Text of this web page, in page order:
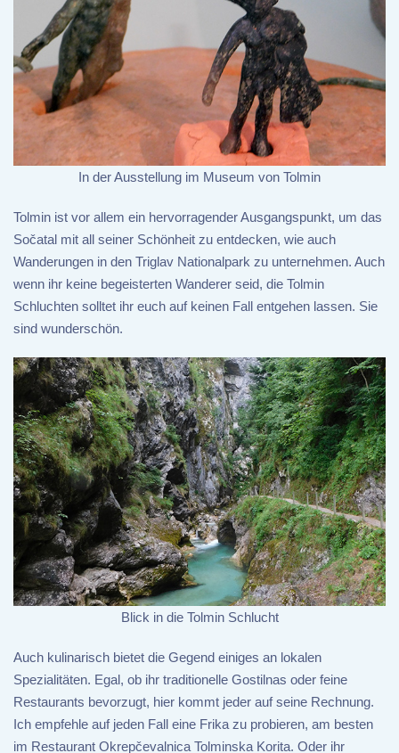
In der Ausstellung im Museum von Tolmin
Tolmin ist vor allem ein hervorragender Ausgangspunkt, um das
Sočatal mit all seiner Schönheit zu entdecken, wie auch
Wanderungen in den Triglav Nationalpark zu unternehmen. Auch
wenn ihr keine begeisterten Wanderer seid, die Tolmin
Schluchten solltet ihr euch auf keinen Fall entgehen lassen. Sie
sind wunderschön.
Blick in die Tolmin Schlucht
Auch kulinarisch bietet die Gegend einiges an lokalen
Spezialitäten. Egal, ob ihr traditionelle Gostilnas oder feine
Restaurants bevorzugt, hier kommt jeder auf seine Rechnung.
Ich empfehle auf jeden Fall eine Frika zu probieren, am besten
im Restaurant Okrepčevalnica Tolminska Korita. Oder ihr